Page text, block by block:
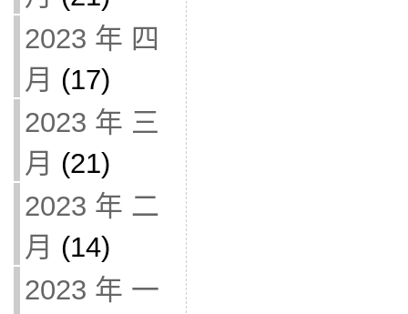
2023 年 四
月 (17)
2023 年 三
月 (21)
2023 年 二
月 (14)
2023 年 一